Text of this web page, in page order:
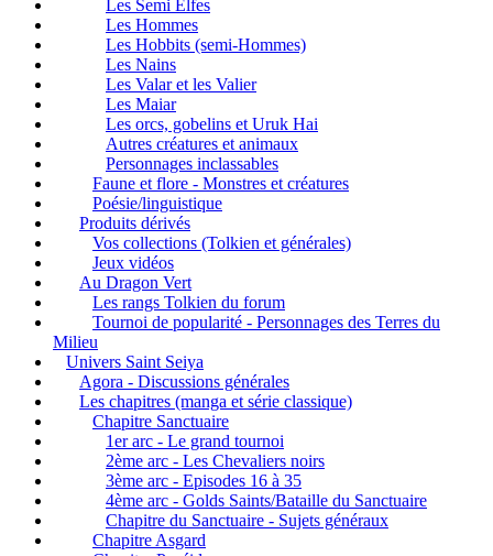
Les Semi Elfes
Les Hommes
Les Hobbits (semi-Hommes)
Les Nains
Les Valar et les Valier
Les Maiar
Les orcs, gobelins et Uruk Hai
Autres créatures et animaux
Personnages inclassables
Faune et flore - Monstres et créatures
Poésie/linguistique
Produits dérivés
Vos collections (Tolkien et générales)
Jeux vidéos
Au Dragon Vert
Les rangs Tolkien du forum
Tournoi de popularité - Personnages des Terres du
Milieu
Univers Saint Seiya
Agora - Discussions générales
Les chapitres (manga et série classique)
Chapitre Sanctuaire
1er arc - Le grand tournoi
2ème arc - Les Chevaliers noirs
3ème arc - Episodes 16 à 35
4ème arc - Golds Saints/Bataille du Sanctuaire
Chapitre du Sanctuaire - Sujets généraux
Chapitre Asgard